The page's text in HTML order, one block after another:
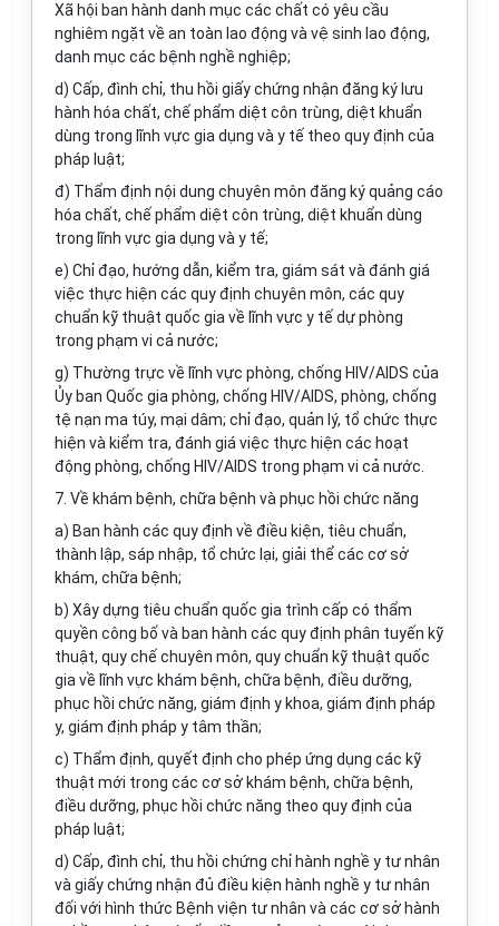
Xã hội ban hành danh mục các chất có yêu cầu
nghiêm ngặt về an toàn lao động và vệ sinh lao động,
danh mục các bệnh nghề nghiệp;
d) Cấp, đình chỉ, thu hồi giấy chứng nhận đăng ký lưu
hành hóa chất, chế phẩm diệt côn trùng, diệt khuẩn
dùng trong lĩnh vực gia dụng và y tế theo quy định của
pháp luật;
đ) Thẩm định nội dung chuyên môn đăng ký quảng cáo
hóa chất, chế phẩm diệt côn trùng, diệt khuẩn dùng
trong lĩnh vực gia dụng và y tế;
e) Chỉ đạo, hướng dẫn, kiểm tra, giám sát và đánh giá
việc thực hiện các quy định chuyên môn, các quy
chuẩn kỹ thuật quốc gia về lĩnh vực y tế dự phòng
trong phạm vi cả nước;
g) Thường trực về lĩnh vực phòng, chống HIV/AIDS của
Ủy ban Quốc gia phòng, chống HIV/AIDS, phòng, chống
tệ nạn ma túy, mại dâm; chỉ đạo, quản lý, tổ chức thực
hiện và kiểm tra, đánh giá việc thực hiện các hoạt
động phòng, chống HIV/AIDS trong phạm vi cả nước.
7. Về khám bệnh, chữa bệnh và phục hồi chức năng
a) Ban hành các quy định về điều kiện, tiêu chuẩn,
thành lập, sáp nhập, tổ chức lại, giải thể các cơ sở
khám, chữa bệnh;
b) Xây dựng tiêu chuẩn quốc gia trình cấp có thẩm
quyền công bố và ban hành các quy định phân tuyến kỹ
thuật, quy chế chuyên môn, quy chuẩn kỹ thuật quốc
gia về lĩnh vực khám bệnh, chữa bệnh, điều dưỡng,
phục hồi chức năng, giám định y khoa, giám định pháp
y, giám định pháp y tâm thần;
c) Thẩm định, quyết định cho phép ứng dụng các kỹ
thuật mới trong các cơ sở khám bệnh, chữa bệnh,
điều dưỡng, phục hồi chức năng theo quy định của
pháp luật;
d) Cấp, đình chỉ, thu hồi chứng chỉ hành nghề y tư nhân
và giấy chứng nhận đủ điều kiện hành nghề y tư nhân
đối với hình thức Bệnh viện tư nhân và các cơ sở hành